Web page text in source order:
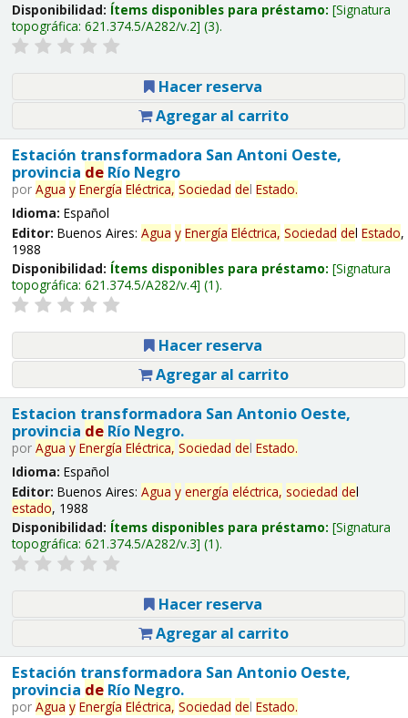
Disponibilidad: Ítems disponibles para préstamo: Signatura
topográfica: 621.374.5/A282/v.2 (3).
Hacer reserva
Agregar al carrito
Estación transformadora San Antoni Oeste,
provincia deRío Negro
por Agua y Energía Eléctrica, Sociedad del Estado.
Idioma: Español
Editor: Buenos Aires: Agua y Energía Eléctrica, Sociedad del Estado,
1988
Disponibilidad: Ítems disponibles para préstamo: Signatura
topográfica: 621.374.5/A282/v.4 (1).
Hacer reserva
Agregar al carrito
Estacion transformadora San Antonio Oeste,
provincia deRío Negro.
por Agua y Energía Eléctrica, Sociedad del Estado.
Idioma: Español
Editor: Buenos Aires: Agua y energía eléctrica, sociedad del
estado, 1988
Disponibilidad: Ítems disponibles para préstamo: Signatura
topográfica: 621.374.5/A282/v.3 (1).
Hacer reserva
Agregar al carrito
Estación transformadora San Antonio Oeste,
provincia deRío Negro.
por Agua y Energía Eléctrica, Sociedad del Estado.